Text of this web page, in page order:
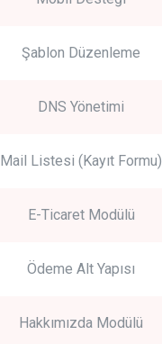
Şablon Düzenleme
DNS Yönetimi
Mail Listesi (Kayıt Formu)
E-Ticaret Modülü
Ödeme Alt Yapısı
Hakkımızda Modülü